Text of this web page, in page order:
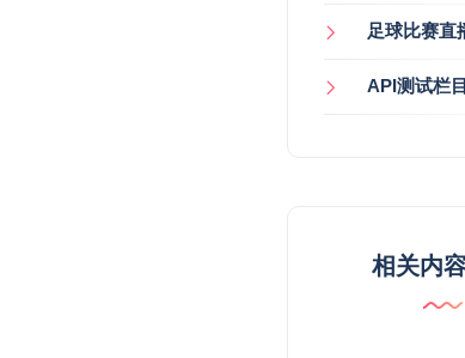
足球比赛直
API测试栏目
相关内